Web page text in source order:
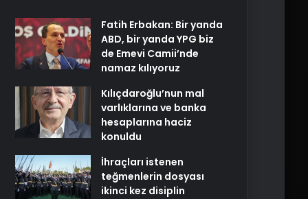
Fatih Erbakan: Bir yanda
ABD, bir yanda YPG biz
de Emevi Camii’nde
namaz kılıyoruz
Kılıçdaroğlu’nun mal
varlıklarına ve banka
hesaplarına haciz
konuldu
İhraçları istenen
teğmenlerin dosyası
ikinci kez disiplin